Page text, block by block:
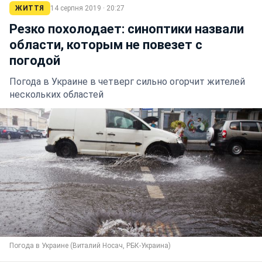
ЖИТТЯ 14 серпня 2019 · 20:27
Резко похолодает: синоптики назвали
области, которым не повезет с
погодой
Погода в Украине в четверг сильно огорчит жителей
нескольких областей
Погода в Украине (Виталий Носач, РБК-Украина)